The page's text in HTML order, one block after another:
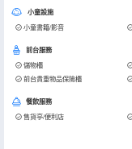
小童設施
小童書籍/影音
前台服務
儲物櫃
前台貴重物品保險櫃
餐飲服務
售貨亭/便利店